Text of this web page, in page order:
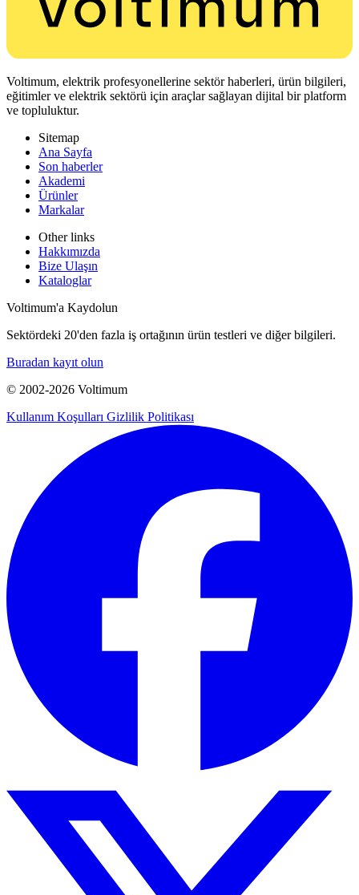
Voltimum, elektrik profesyonellerine sektör haberleri, ürün bilgileri,
eğitimler ve elektrik sektörü için araçlar sağlayan dijital bir platform
ve topluluktur.
Sitemap
Ana Sayfa
Son haberler
Akademi
Ürünler
Markalar
Other links
Hakkımızda
Bize Ulaşın
Kataloglar
Voltimum'a Kaydolun
Sektördeki 20'den fazla iş ortağının ürün testleri ve diğer bilgileri.
Buradan kayıt olun
© 2002-2026 Voltimum
Kullanım Koşulları Gizlilik Politikası